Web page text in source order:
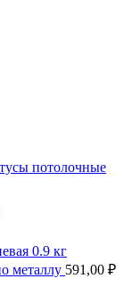
потолочные
металлу 591,00 ₽